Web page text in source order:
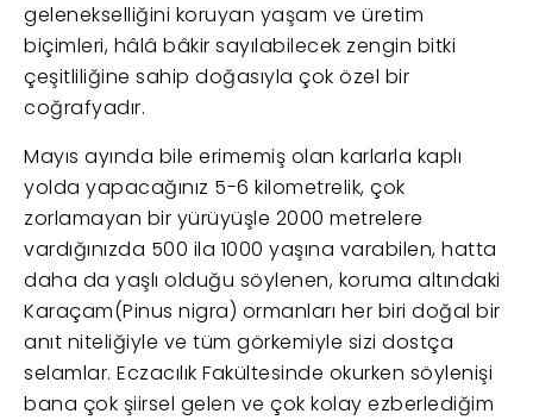
gelenekselliğini koruyan yaşam ve üretim
biçimleri, hâlâ bâkir sayılabilecek zengin bitki
çeşitliliğine sahip doğasıyla çok özel bir
coğrafyadır.
Mayıs ayında bile erimemiş olan karlarla kaplı
yolda yapacağınız 5-6 kilometrelik, çok
zorlamayan bir yürüyüşle 2000 metrelere
vardığınızda 500 ila 1000 yaşına varabilen, hatta
daha da yaşlı olduğu söylenen, koruma altındaki
Karaçam(Pinus nigra) ormanları her biri doğal bir
anıt niteliğiyle ve tüm görkemiyle sizi dostça
selamlar. Eczacılık Fakültesinde okurken söylenişi
bana çok şiirsel gelen ve çok kolay ezberlediğim